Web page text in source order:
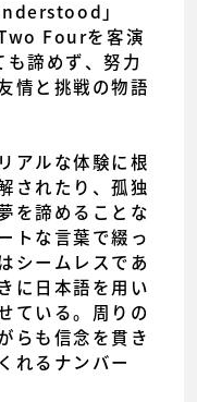
」
Fourを客演
諦めず、努力
情と挑戦の物語
アルな体験に根
されたり、孤独
を諦めることな
トな言葉で綴っ
シームレスであ
に日本語を用い
ている。周りの
らも信念を貫き
れるナンバー